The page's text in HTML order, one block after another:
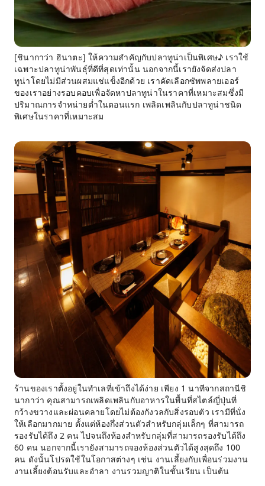
[ชินากาว่า ฮินาตะ] ให้ความสำคัญกับปลาทูน่าเป็นพิเศษ♪ เราใช้
เฉพาะปลาทูน่าพันธุ์ที่ดีที่สุดเท่านั้น นอกจากนี้เรายังจัดส่งปลา
ทูน่าโดยไม่มีส่วนผสมแช่แข็งอีกด้วย เราคัดเลือกซัพพลายเออร์
ของเราอย่างรอบคอบเพื่อจัดหาปลาทูน่าในราคาที่เหมาะสมซึ่งมี
ปริมาณการจำหน่ายต่ำในตอนแรก เพลิดเพลินกับปลาทูน่าชนิด
พิเศษในราคาที่เหมาะสม
ร้านของเราตั้งอยู่ในทำเลที่เข้าถึงได้ง่าย เพียง 1 นาทีจากสถานีชิ
นากาว่า คุณสามารถเพลิดเพลินกับอาหารในพื้นที่สไตล์ญี่ปุ่นที่
กว้างขวางและผ่อนคลายโดยไม่ต้องกังวลกับสิ่งรอบตัว เรามีที่นั่ง
ให้เลือกมากมาย ตั้งแต่ห้องกึ่งส่วนตัวสำหรับกลุ่มเล็กๆ ที่สามารถ
รองรับได้ถึง 2 คน ไปจนถึงห้องสำหรับกลุ่มที่สามารถรองรับได้ถึง
60 คน นอกจากนี้เรายังสามารถจองห้องส่วนตัวได้สูงสุดถึง 100
คน ดังนั้นโปรดใช้ในโอกาสต่างๆ เช่น งานเลี้ยงกับเพื่อนร่วมงาน
งานเลี้ยงต้อนรับและอำลา งานรวมญาติในชั้นเรียน เป็นต้น